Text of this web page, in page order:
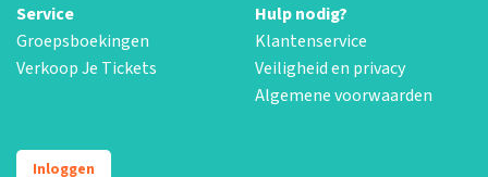
Service
Groepsboekingen
Verkoop Je Tickets
Hulp nodig?
Klantenservice
Veiligheid en privacy
Algemene voorwaarden
Inloggen